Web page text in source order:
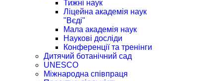
Тижні наук
Ліцейна академія наук
"Вєді"
Мала академія наук
Наукові досліди
Конференції та тренінги
Дитячий ботанічний сад
UNESCO
Міжнародна співпраця